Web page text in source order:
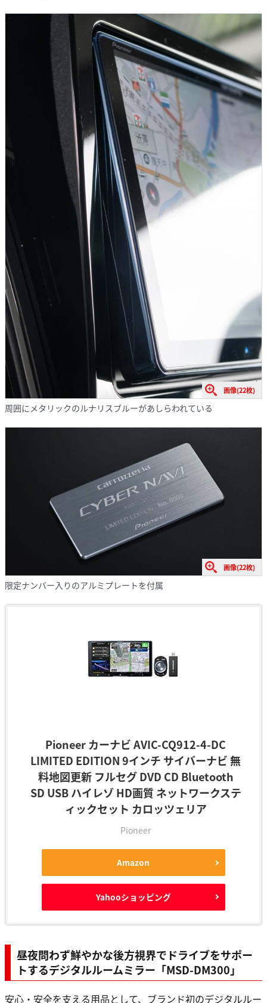
画像(22枚)
周囲にメタリックのルナリスブルーがあしらわれている
画像(22枚)
限定ナンバー入りのアルミプレートを付属
Pioneer カーナビ AVIC-CQ912-4-DC
LIMITED EDITION 9インチ サイバーナビ 無
料地図更新 フルセグ DVD CD Bluetooth
SD USB ハイレゾ HD画質 ネットワークステ
ィックセット カロッツェリア
Pioneer
Amazon
Yahooショッピング
昼夜問わず鮮やかな後方視界でドライブをサポー
トするデジタルルームミラー「MSD-DM300」
安心・安全を支える用品として、ブランド初のデジタルルー